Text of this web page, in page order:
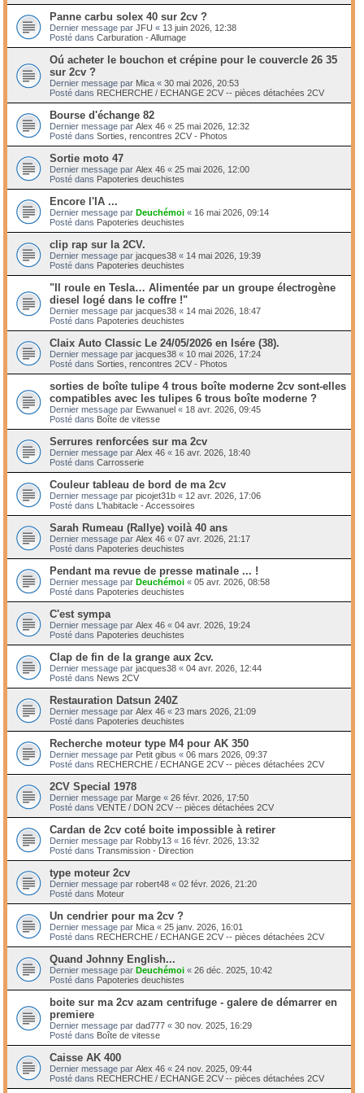
Panne carbu solex 40 sur 2cv ?
Dernier message par JFU « 13 juin 2026, 12:38
Posté dans Carburation - Allumage
Oú acheter le bouchon et crépine pour le couvercle 26 35
sur 2cv ?
Dernier message par Mica « 30 mai 2026, 20:53
Posté dans RECHERCHE / ECHANGE 2CV -- pièces détachées 2CV
Bourse d'échange 82
Dernier message par Alex 46 « 25 mai 2026, 12:32
Posté dans Sorties, rencontres 2CV - Photos
Sortie moto 47
Dernier message par Alex 46 « 25 mai 2026, 12:00
Posté dans Papoteries deuchistes
Encore l'IA ...
Dernier message par Deuchémoi « 16 mai 2026, 09:14
Posté dans Papoteries deuchistes
clip rap sur la 2CV.
Dernier message par jacques38 « 14 mai 2026, 19:39
Posté dans Papoteries deuchistes
"Il roule en Tesla… Alimentée par un groupe électrogène
diesel logé dans le coffre !"
Dernier message par jacques38 « 14 mai 2026, 18:47
Posté dans Papoteries deuchistes
Claix Auto Classic Le 24/05/2026 en Isére (38).
Dernier message par jacques38 « 10 mai 2026, 17:24
Posté dans Sorties, rencontres 2CV - Photos
sorties de boîte tulipe 4 trous boîte moderne 2cv sont-elles
compatibles avec les tulipes 6 trous boîte moderne ?
Dernier message par Ewwanuel « 18 avr. 2026, 09:45
Posté dans Boîte de vitesse
Serrures renforcées sur ma 2cv
Dernier message par Alex 46 « 16 avr. 2026, 18:40
Posté dans Carrosserie
Couleur tableau de bord de ma 2cv
Dernier message par picojet31b « 12 avr. 2026, 17:06
Posté dans L'habitacle - Accessoires
Sarah Rumeau (Rallye) voilà 40 ans
Dernier message par Alex 46 « 07 avr. 2026, 21:17
Posté dans Papoteries deuchistes
Pendant ma revue de presse matinale ... !
Dernier message par Deuchémoi « 05 avr. 2026, 08:58
Posté dans Papoteries deuchistes
C'est sympa
Dernier message par Alex 46 « 04 avr. 2026, 19:24
Posté dans Papoteries deuchistes
Clap de fin de la grange aux 2cv.
Dernier message par jacques38 « 04 avr. 2026, 12:44
Posté dans News 2CV
Restauration Datsun 240Z
Dernier message par Alex 46 « 23 mars 2026, 21:09
Posté dans Papoteries deuchistes
Recherche moteur type M4 pour AK 350
Dernier message par Petit gibus « 06 mars 2026, 09:37
Posté dans RECHERCHE / ECHANGE 2CV -- pièces détachées 2CV
2CV Special 1978
Dernier message par Marge « 26 févr. 2026, 17:50
Posté dans VENTE / DON 2CV -- pièces détachées 2CV
Cardan de 2cv coté boite impossible à retirer
Dernier message par Robby13 « 16 févr. 2026, 13:32
Posté dans Transmission - Direction
type moteur 2cv
Dernier message par robert48 « 02 févr. 2026, 21:20
Posté dans Moteur
Un cendrier pour ma 2cv ?
Dernier message par Mica « 25 janv. 2026, 16:01
Posté dans RECHERCHE / ECHANGE 2CV -- pièces détachées 2CV
Quand Johnny English...
Dernier message par Deuchémoi « 26 déc. 2025, 10:42
Posté dans Papoteries deuchistes
boite sur ma 2cv azam centrifuge - galere de démarrer en
premiere
Dernier message par dad777 « 30 nov. 2025, 16:29
Posté dans Boîte de vitesse
Caisse AK 400
Dernier message par Alex 46 « 24 nov. 2025, 09:44
Posté dans RECHERCHE / ECHANGE 2CV -- pièces détachées 2CV